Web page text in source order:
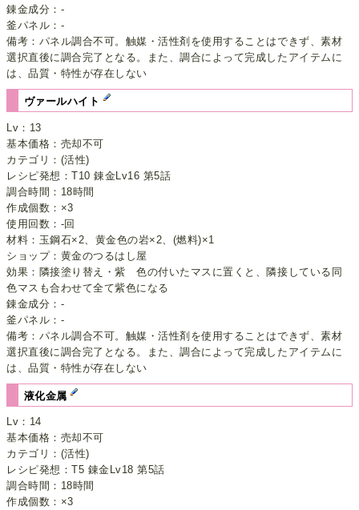
錬金成分：-
釜パネル：-
備考：パネル調合不可。触媒・活性剤を使用することはできず、素材
選択直後に調合完了となる。また、調合によって完成したアイテムに
は、品質・特性が存在しない
ヴァールハイト
Lv：13
基本価格：売却不可
カテゴリ：(活性)
レシピ発想：T10 錬金Lv16 第5話
調合時間：18時間
作成個数：×3
使用回数：-回
材料：玉鋼石×2、黄金色の岩×2、(燃料)×1
ショップ：黄金のつるはし屋
効果：隣接塗り替え・紫 色の付いたマスに置くと、隣接している同
色マスも合わせて全て紫色になる
錬金成分：-
釜パネル：-
備考：パネル調合不可。触媒・活性剤を使用することはできず、素材
選択直後に調合完了となる。また、調合によって完成したアイテムに
は、品質・特性が存在しない
液化金属
Lv：14
基本価格：売却不可
カテゴリ：(活性)
レシピ発想：T5 錬金Lv18 第5話
調合時間：18時間
作成個数：×3